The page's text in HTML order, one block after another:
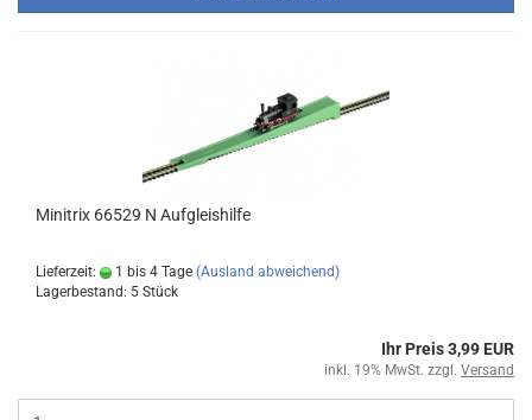
Minitrix 66529 N Aufgleishilfe
Lieferzeit: 1 bis 4 Tage (Ausland abweichend)
Lagerbestand: 5 Stück
Ihr Preis 3,99 EUR
inkl. 19% MwSt. zzgl. Versand